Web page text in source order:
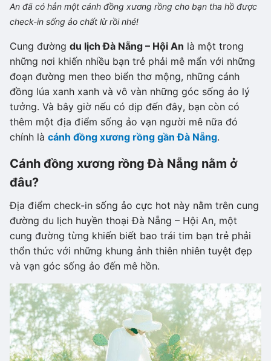
An đã có hẳn một cánh đồng xương rồng cho bạn tha hồ được
check-in sống ảo chất lừ rồi nhé!
Cung đường du lịch Đà Nẵng – Hội An là một trong
những nơi khiến nhiều bạn trẻ phải mê mẩn với những
đoạn đường men theo biển thơ mộng, những cánh
đồng lúa xanh xanh và vô vàn những góc sống ảo lý
tưởng. Và bây giờ nếu có dịp đến đây, bạn còn có
thêm một địa điểm sống ảo vạn người mê nữa đó
chính là cánh đồng xương rồng gần Đà Nẵng.
Cánh đồng xương rồng Đà Nẵng nằm ở
đâu?
Địa điểm check-in sống ảo cực hot này nằm trên cung
đường du lịch huyền thoại Đà Nẵng – Hội An, một
cung đường từng khiến biết bao trái tim bạn trẻ phải
thổn thức với những khung ảnh thiên nhiên tuyệt đẹp
và vạn góc sống ảo đến mê hồn.